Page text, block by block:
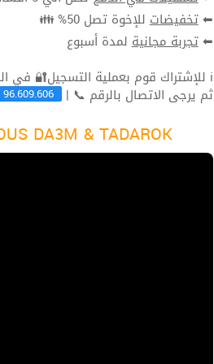
⬅تخفيضاتللإخوة تصل 50% 👪
⬅تجربة مجانيةلمدة أسبوع
ℹ للإشتراك قوم بعملية التسجيل🔐 في الموقع |
ثم يرجى الاتصال بالرقم 📞 | 96.609.606
DA3M & TADAROK